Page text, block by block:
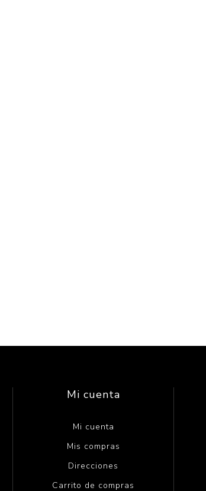
Mi cuenta
Mi cuenta
Mis compras
Direcciones
Carrito de compras